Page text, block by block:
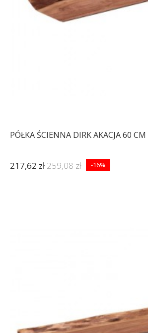
PÓŁKA ŚCIENNA DIRK AKACJA 60 CM
217,62 zł259,08 zł -16%